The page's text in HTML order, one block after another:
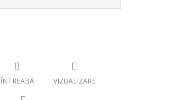
ÎNTREABĂ VIZUALIZARE